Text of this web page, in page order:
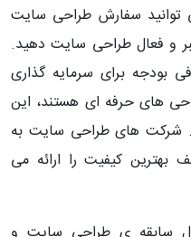
توانید سفارش طراحی سایت
و فعال طراحی سایت دهید.
بودجه برای سرمایه گذاری
های حرفه ای هستند، این
شرکت های طراحی سایت به
بهترین کیفیت را ارائه می